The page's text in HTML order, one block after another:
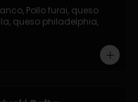
Pollo furai, queso
queso philadelphia,